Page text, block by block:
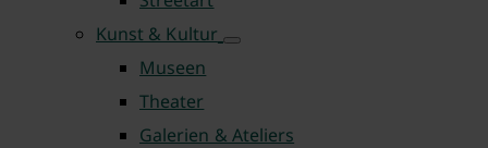
Kunst & Kultur
Museen
Theater
Galerien & Ateliers